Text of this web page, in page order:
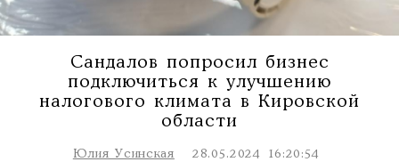
Сандалов попросил бизнес
подключиться к улучшению
налогового климата в Кировской
области
Юлия Усинская 28.05.2024 16:20:54